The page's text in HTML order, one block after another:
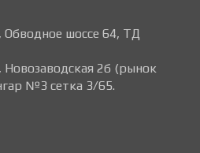
Обводное шоссе 64, ТД
Новозаводская 2б (рынок
№3 сетка 3/65.